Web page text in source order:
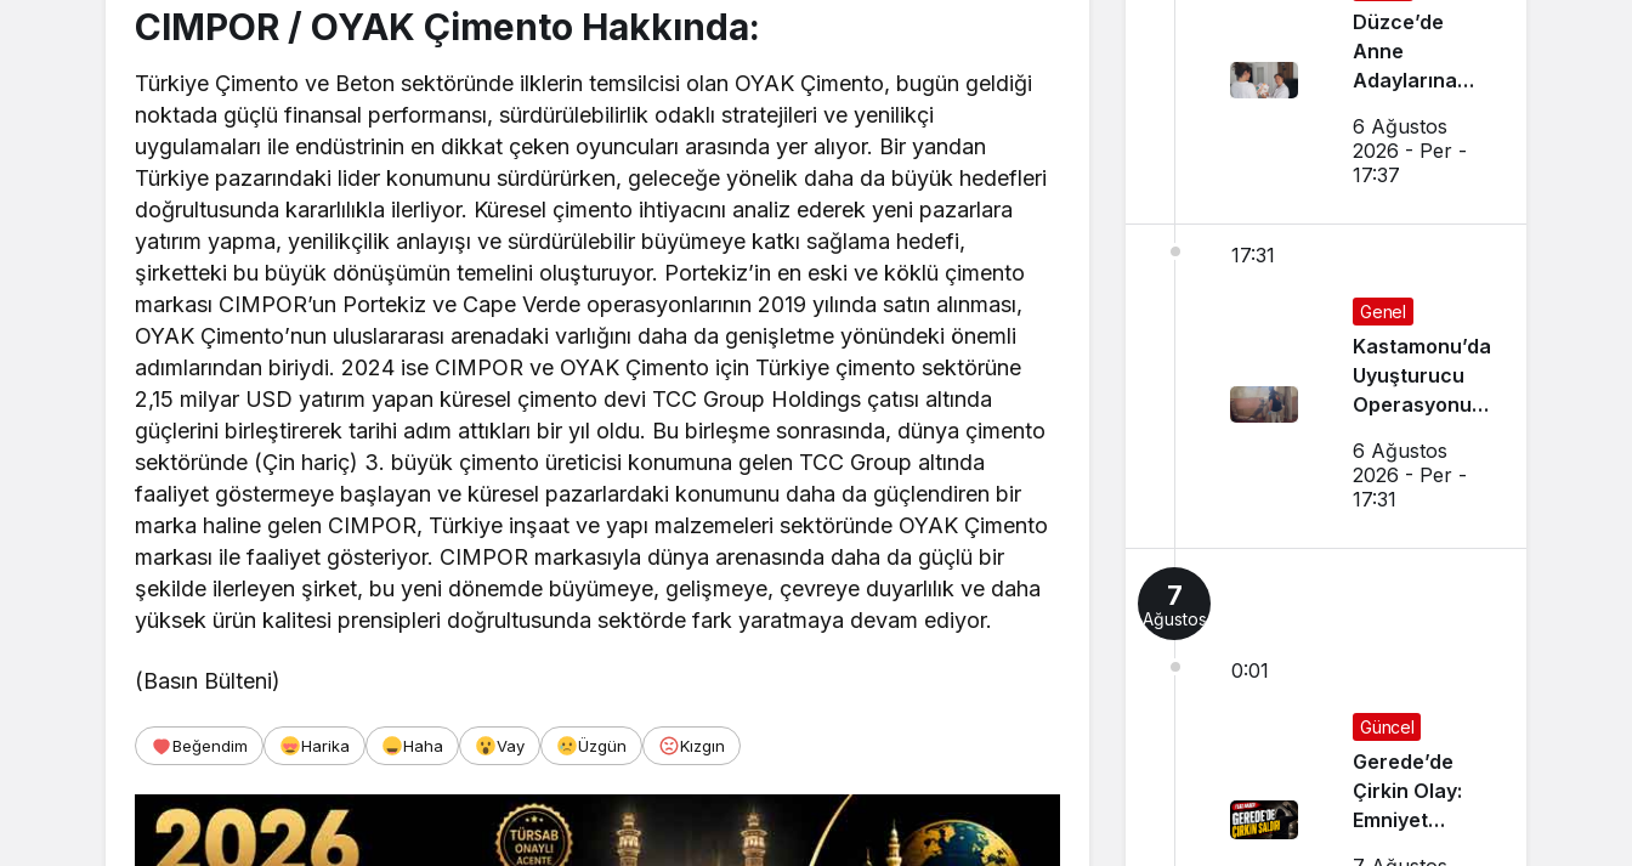
CIMPOR / OYAK Çimento Hakkında:
Türkiye Çimento ve Beton sektöründe ilklerin temsilcisi olan OYAK Çimento, bugün geldiği
noktada güçlü finansal performansı, sürdürülebilirlik odaklı stratejileri ve yenilikçi
uygulamaları ile endüstrinin en dikkat çeken oyuncuları arasında yer alıyor. Bir yandan
Türkiye pazarındaki lider konumunu sürdürürken, geleceğe yönelik daha da büyük hedefleri
doğrultusunda kararlılıkla ilerliyor. Küresel çimento ihtiyacını analiz ederek yeni pazarlara
yatırım yapma, yenilikçilik anlayışı ve sürdürülebilir büyümeye katkı sağlama hedefi,
şirketteki bu büyük dönüşümün temelini oluşturuyor. Portekiz’in en eski ve köklü çimento
markası CIMPOR’un Portekiz ve Cape Verde operasyonlarının 2019 yılında satın alınması,
OYAK Çimento’nun uluslararası arenadaki varlığını daha da genişletme yönündeki önemli
adımlarından biriydi. 2024 ise CIMPOR ve OYAK Çimento için Türkiye çimento sektörüne
2,15 milyar USD yatırım yapan küresel çimento devi TCC Group Holdings çatısı altında
güçlerini birleştirerek tarihi adım attıkları bir yıl oldu. Bu birleşme sonrasında, dünya çimento
sektöründe (Çin hariç) 3. büyük çimento üreticisi konumuna gelen TCC Group altında
faaliyet göstermeye başlayan ve küresel pazarlardaki konumunu daha da güçlendiren bir
marka haline gelen CIMPOR, Türkiye inşaat ve yapı malzemeleri sektöründe OYAK Çimento
markası ile faaliyet gösteriyor. CIMPOR markasıyla dünya arenasında daha da güçlü bir
şekilde ilerleyen şirket, bu yeni dönemde büyümeye, gelişmeye, çevreye duyarlılık ve daha
yüksek ürün kalitesi prensipleri doğrultusunda sektörde fark yaratmaya devam ediyor.
(Basın Bülteni)
Beğendim Harika Haha Vay Üzgün Kızgın
Düzce’de
Anne
Adaylarına
Ziyaretleri
Yapılıyor
6 Ağustos
2026 - Per -
17:37
17:31
Genel
Kastamonu’da
Uyuşturucu
Operasyonu:
6 Ağustos
2026 - Per -
17:31
7
Ağustos
0:01
Güncel
Gerede’de
Çirkin Olay:
Emniyet